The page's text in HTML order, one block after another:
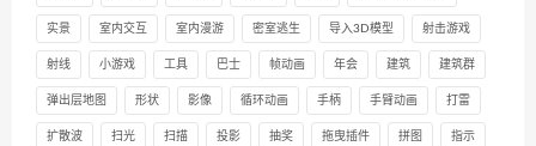
实景 室内交互 室内漫游 密室逃生 导入3D模型 射击游戏
射线 小游戏 工具 巴士 帧动画 年会 建筑 建筑群
弹出层地图 形状 影像 循环动画 手柄 手臂动画 打雷
扩散波 扫光 扫描 投影 抽奖 拖曳插件 拼图 指示